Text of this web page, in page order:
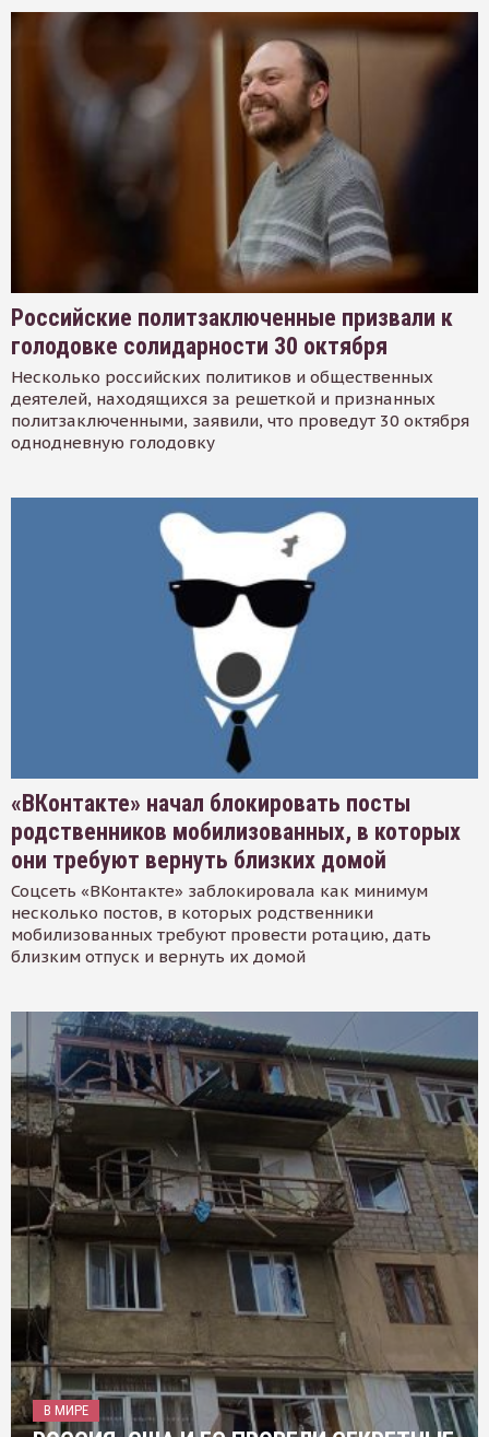
Российские политзаключенные призвали к
голодовке солидарности 30 октября
Несколько российских политиков и общественных
деятелей, находящихся за решеткой и признанных
политзаключенными, заявили, что проведут 30 октября
однодневную голодовку
«ВКонтакте» начал блокировать посты
родственников мобилизованных, в которых
они требуют вернуть близких домой
Соцсеть «ВКонтакте» заблокировала как минимум
несколько постов, в которых родственники
мобилизованных требуют провести ротацию, дать
близким отпуск и вернуть их домой
В МИРЕ